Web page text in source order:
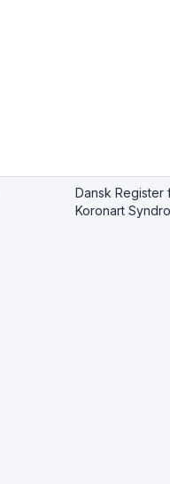
Dansk Register
Koronart